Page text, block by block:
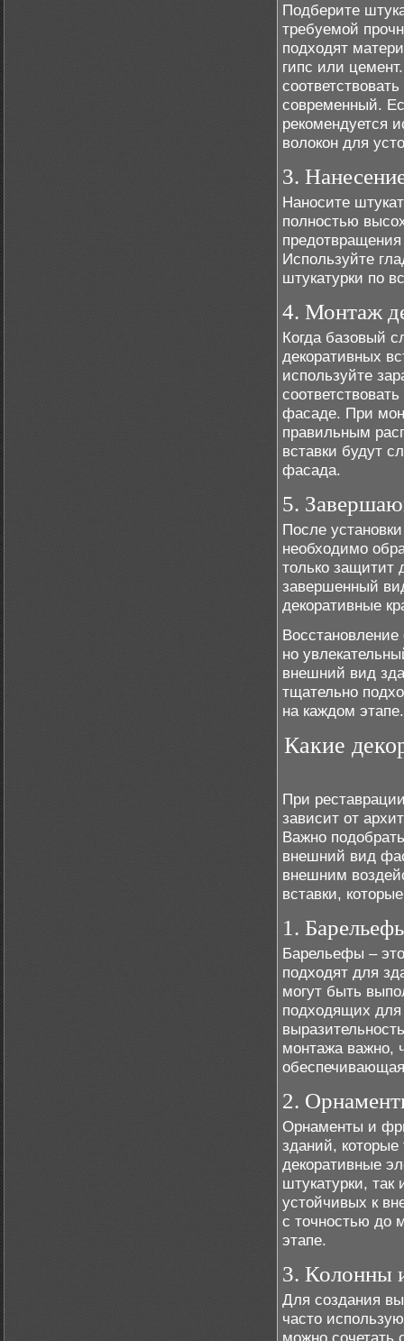
Подберите
требуемой
подходят
гипс или
современный.
рекомендуется
волокон для
3.
Наносите
полностью
Используйте
штукатурки по
4. Монтаж
Когда базовый
декоративных
используйте
фасаде. При
правильным
вставки будут
фасада.
5.
После
необходимо
только защитит
завершенный
декоративные
но
внешний вид
тщательно
на каждом этапе.
Какие
При
зависит от
Важно
внешний вид
внешним
вставки,
1.
Барельефы –
подходят для
могут быть
подходящих
монтажа важно,
2.
Орнаменты и
зданий,
декоративные
штукатурки,
устойчивых к
с точностью до
этапе.
3. Колонны
Для создания
часто
можно сочетать